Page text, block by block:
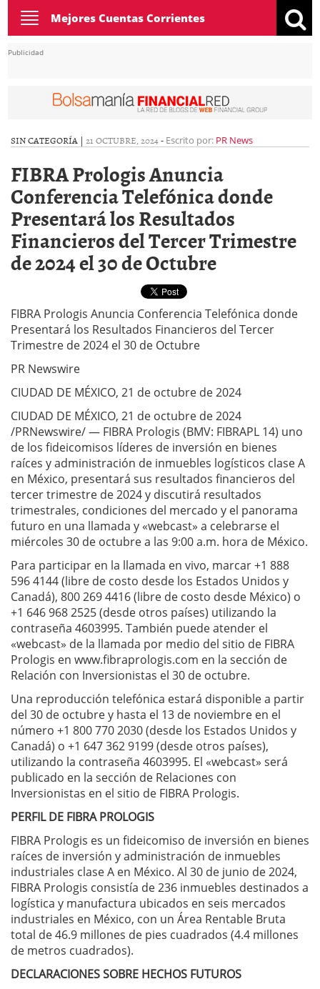
Toggle
navigation
Mejores Cuentas Corrientes
Publicidad
SIN CATEGORÍA | 21 OCTUBRE, 2024- Escrito por: PR News
FIBRA Prologis Anuncia
Conferencia Telefónica donde
Presentará los Resultados
Financieros del Tercer Trimestre
de 2024 el 30 de Octubre
FIBRA Prologis Anuncia Conferencia Telefónica donde
Presentará los Resultados Financieros del Tercer
Trimestre de 2024 el 30 de Octubre
PR Newswire
CIUDAD DE MÉXICO, 21 de octubre de 2024
CIUDAD DE MÉXICO, 21 de octubre de 2024
/PRNewswire/ — FIBRA Prologis (BMV: FIBRAPL 14) uno
de los fideicomisos líderes de inversión en bienes
raíces y administración de inmuebles logísticos clase A
en México, presentará sus resultados financieros del
tercer trimestre de 2024 y discutirá resultados
trimestrales, condiciones del mercado y el panorama
futuro en una llamada y «webcast» a celebrarse el
miércoles 30 de octubre a las 9:00 a.m. hora de México.
Para participar en la llamada en vivo, marcar +1 888
596 4144 (libre de costo desde los Estados Unidos y
Canadá), 800 269 4416 (libre de costo desde México) o
+1 646 968 2525 (desde otros países) utilizando la
contraseña 4603995. También puede atender el
«webcast» de la llamada por medio del sitio de FIBRA
Prologis en www.fibraprologis.com en la sección de
Relación con Inversionistas el 30 de octubre.
Una reproducción telefónica estará disponible a partir
del 30 de octubre y hasta el 13 de noviembre en el
número +1 800 770 2030 (desde los Estados Unidos y
Canadá) o +1 647 362 9199 (desde otros países),
utilizando la contraseña 4603995. El «webcast» será
publicado en la sección de Relaciones con
Inversionistas en el sitio de FIBRA Prologis.
PERFIL DE FIBRA PROLOGIS
FIBRA Prologis es un fideicomiso de inversión en bienes
raíces de inversión y administración de inmuebles
industriales clase A en México. Al 30 de junio de 2024,
FIBRA Prologis consistía de 236 inmuebles destinados a
logística y manufactura ubicados en seis mercados
industriales en México, con un Área Rentable Bruta
total de 46.9 millones de pies cuadrados (4.4 millones
de metros cuadrados).
DECLARACIONES SOBRE HECHOS FUTUROS